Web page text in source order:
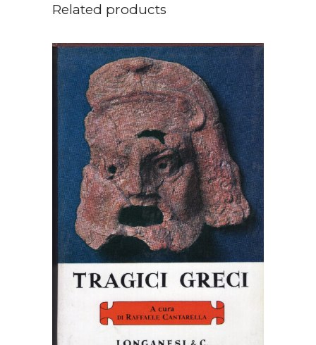
Related products